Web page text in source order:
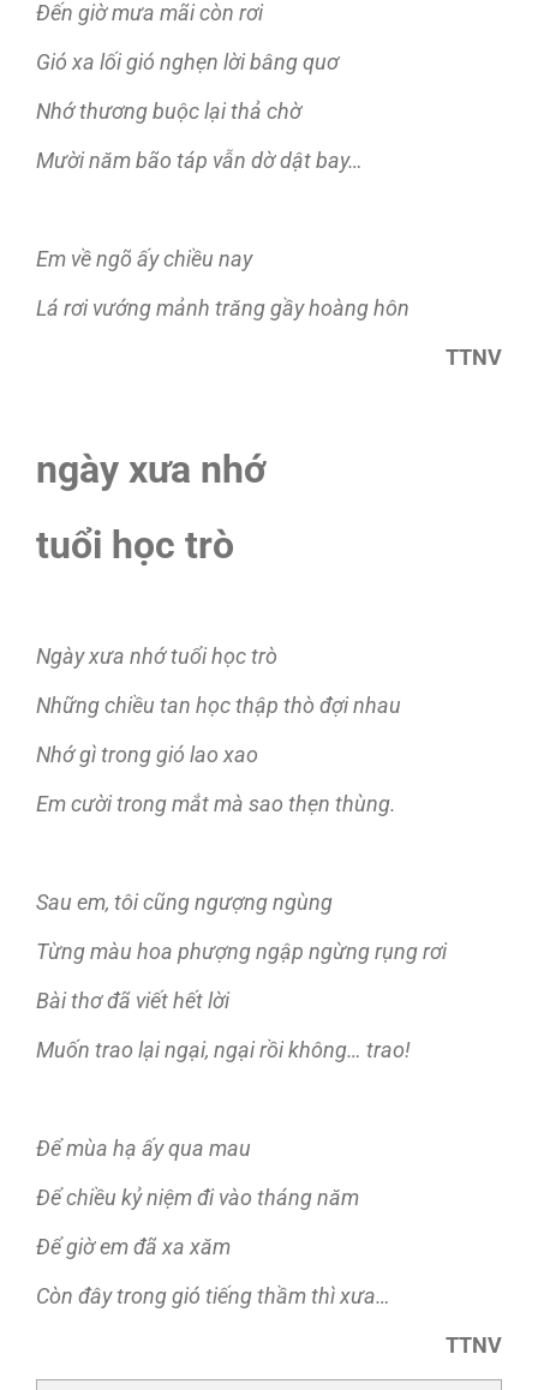
Đến giờ mưa mãi còn rơi
Gió xa lối gió nghẹn lời bâng quơ
Nhớ thương buộc lại thả chờ
Mười năm bão táp vẫn dờ dật bay…
Em về ngõ ấy chiều nay
Lá rơi vướng mảnh trăng gầy hoàng hôn
TTNV
ngày xưa nhớ
tuổi học trò
Ngày xưa nhớ tuổi học trò
Những chiều tan học thập thò đợi nhau
Nhớ gì trong gió lao xao
Em cười trong mắt mà sao thẹn thùng.
Sau em, tôi cũng ngượng ngùng
Từng màu hoa phượng ngập ngừng rụng rơi
Bài thơ đã viết hết lời
Muốn trao lại ngại, ngại rồi không… trao!
Để mùa hạ ấy qua mau
Để chiều kỷ niệm đi vào tháng năm
Để giờ em đã xa xăm
Còn đây trong gió tiếng thầm thì xưa…
TTNV